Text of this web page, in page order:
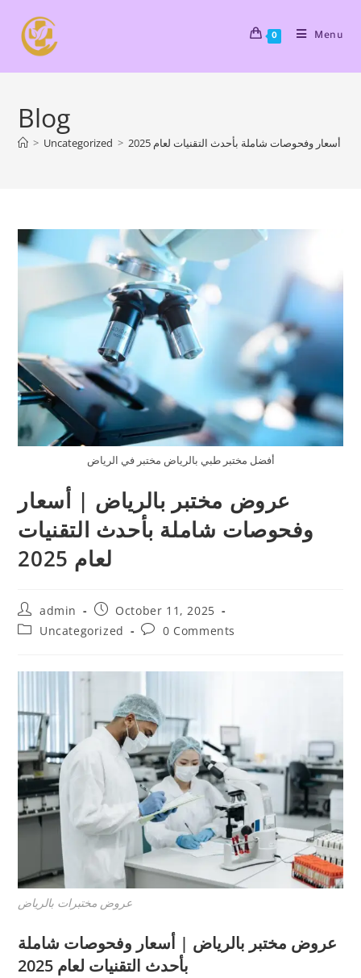
0 Menu
Blog
> Uncategorized > أسعار وفحوصات شاملة بأحدث التقنيات لعام 2025
أفضل مختبر طبي بالرياض مختبر في الرياض
عروض مختبر بالرياض | أسعار
وفحوصات شاملة بأحدث التقنيات
لعام 2025
admin
October 11, 2025
Uncategorized
0 Comments
عروض مختبرات بالرياض
عروض مختبر بالرياض | أسعار وفحوصات شاملة
بأحدث التقنيات لعام 2025